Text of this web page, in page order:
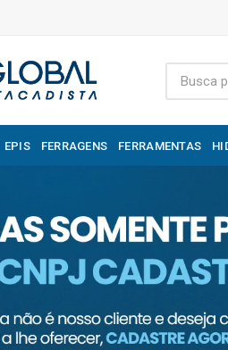
EPIS FERRAGENS FERRAMENTAS